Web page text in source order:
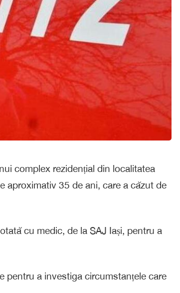
complex rezidențial din localitatea
aproximativ 35 de ani, care a căzut de
cu medic, de la SAJ Iași, pentru a
pentru a investiga circumstanțele care